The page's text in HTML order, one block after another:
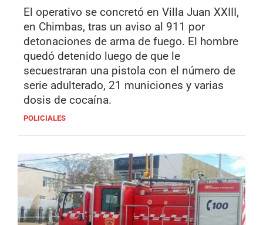
El operativo se concretó en Villa Juan XXIII,
en Chimbas, tras un aviso al 911 por
detonaciones de arma de fuego. El hombre
quedó detenido luego de que le
secuestraran una pistola con el número de
serie adulterado, 21 municiones y varias
dosis de cocaína.
POLICIALES